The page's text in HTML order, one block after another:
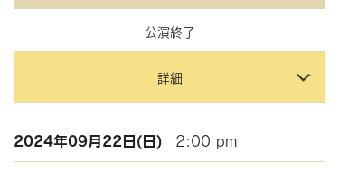
公演終了
詳細
2024年09月22日(日) 2:00 pm